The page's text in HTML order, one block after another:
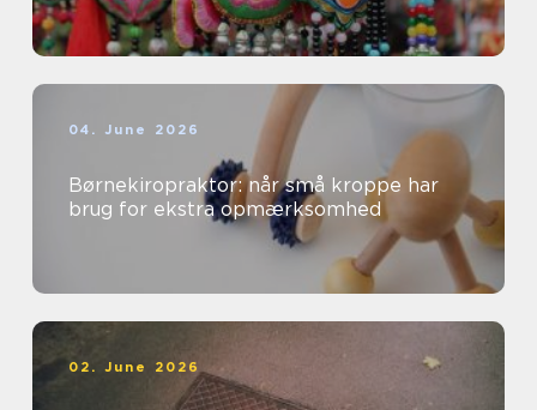
04. June 2026
Børnekiropraktor: når små kroppe har
brug for ekstra opmærksomhed
02. June 2026